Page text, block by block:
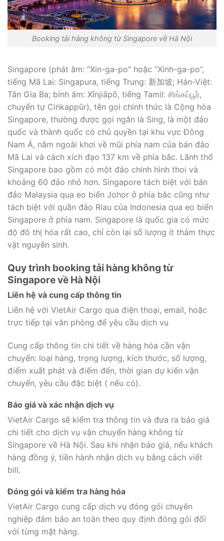
Booking tải hàng không từ Singapore về Hà Nội
Singapore (phát âm: “Xin-ga-po” hoặc “Xinh-ga-po”,
tiếng Mã Lai: Singapura, tiếng Trung: 新加坡; Hán-Việt:
Tân Gia Ba; bính âm: Xīnjiāpō, tiếng Tamil: சிங்கப்பூர்,
chuyển tự Ciṅkappūr), tên gọi chính thức là Cộng hòa
Singapore, thường được gọi ngắn là Sing, là một đảo
quốc và thành quốc có chủ quyền tại khu vực Đông
Nam Á, nằm ngoài khơi về mũi phía nam của bán đảo
Mã Lai và cách xích đạo 137 km về phía bắc. Lãnh thổ
Singapore bao gồm có một đảo chính hình thoi và
khoảng 60 đảo nhỏ hơn. Singapore tách biệt với bán
đảo Malaysia qua eo biển Johor ở phía bắc cũng như
tách biệt với quần đảo Riau của Indonesia qua eo biển
Singapore ở phía nam. Singapore là quốc gia có mức
độ đô thị hóa rất cao, chỉ còn lại số lượng ít thảm thực
vật nguyên sinh.
Quy trình booking tải hàng không từ
Singapore về Hà Nội
Liên hệ và cung cấp thông tin
Liên hệ với VietAir Cargo qua điện thoại, email, hoặc
trực tiếp tại văn phòng để yêu cầu dịch vụ
Cung cấp thông tin chi tiết về hàng hóa cần vận
chuyển: loại hàng, trọng lượng, kích thước, số lượng,
điểm xuất phát và điểm đến, thời gian dự kiến vận
chuyển, yêu cầu đặc biệt ( nếu có).
Báo giá và xác nhận dịch vụ
VietAir Cargo sẽ kiểm tra thông tin và đưa ra báo giá
chi tiết cho dịch vụ vận chuyển hàng không từ
Singapore về Hà Nội. Sau khi nhận báo giá, nếu khách
hàng đồng ý, tiền hành nhận dịch vụ bằng cách viết
bill.
Đóng gói và kiểm tra hàng hóa
VietAir Cargo cung cấp dịch vụ đóng gói chuyên
nghiệp đảm bảo an toàn theo quy định đóng gói đối
với từng mặt hàng.